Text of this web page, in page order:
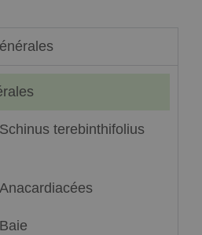
Schinus terebinthifolius
Anacardiacées
Baie